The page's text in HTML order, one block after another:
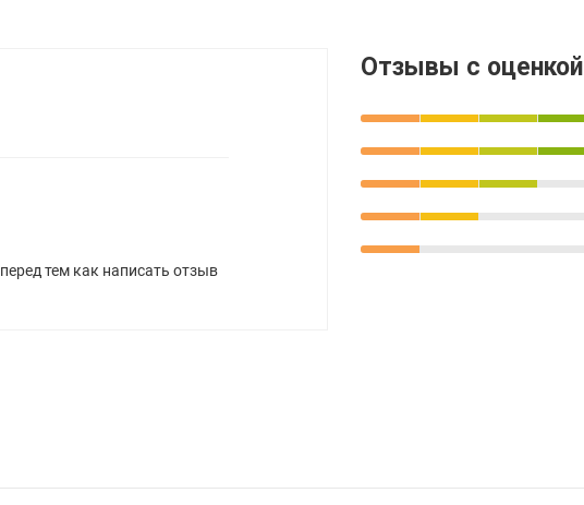
перед тем как написать отзыв
Отзывы с оценкой